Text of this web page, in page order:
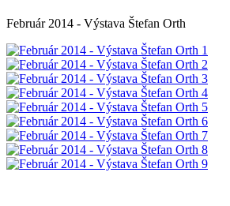
Február 2014 - Výstava Štefan Orth